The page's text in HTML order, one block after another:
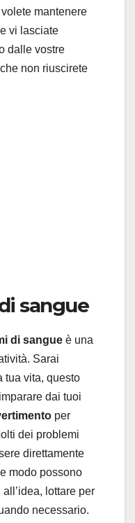
mantenere
vi lasciate
dalle vostre
non riuscirete
sangue
di sangue è una
Sarai
tua vita, questo
dai tuoi
per
dei problemi
direttamente
modo possono
lottare per
necessario.